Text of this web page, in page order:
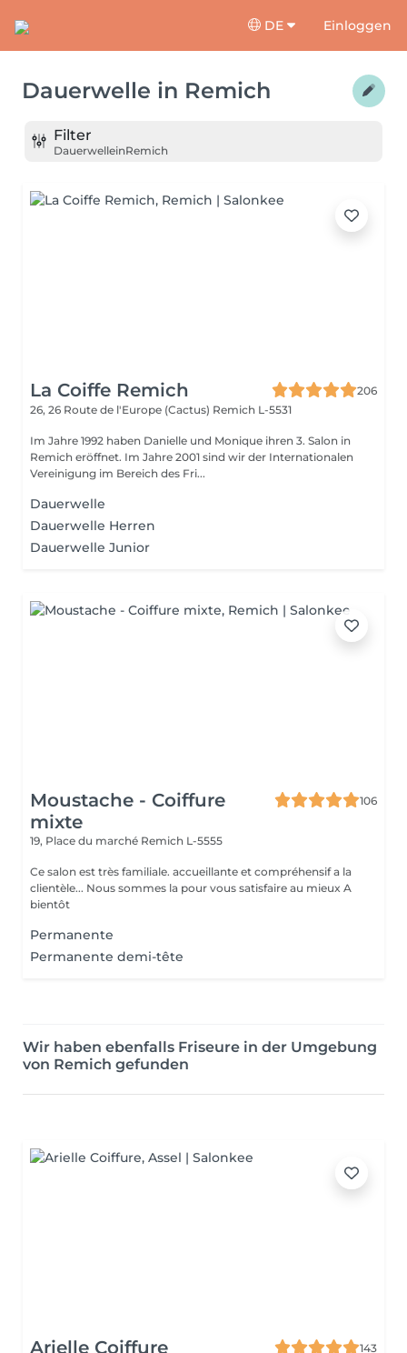
DE Einloggen
Dauerwelle in Remich
Filter
DauerwelleinRemich
La Coiffe Remich
206
26, 26 Route de l'Europe (Cactus) Remich L-5531
Im Jahre 1992 haben Danielle und Monique ihren 3. Salon in
Remich eröffnet. Im Jahre 2001 sind wir der Internationalen
Vereinigung im Bereich des Fri...
Dauerwelle
Dauerwelle Herren
Dauerwelle Junior
Moustache - Coiffure
mixte
106
19, Place du marché Remich L-5555
Ce salon est très familiale. accueillante et compréhensif a la
clientèle... Nous sommes la pour vous satisfaire au mieux A
bientôt
Permanente
Permanente demi-tête
Wir haben ebenfalls Friseure in der Umgebung
von Remich gefunden
Arielle Coiffure
143